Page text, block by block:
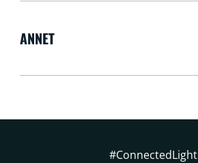
ANNET
#ConnectedLight